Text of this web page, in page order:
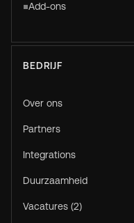
Add-ons
BEDRIJF
Over ons
Partners
Integrations
Duurzaamheid
Vacatures (2)